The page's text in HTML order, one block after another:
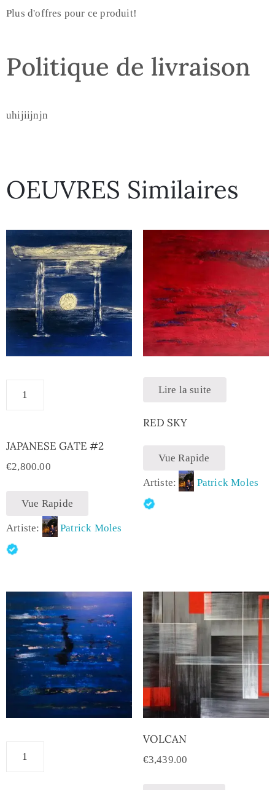
Plus d'offres pour ce produit!
Politique de livraison
uhijiijnjn
OEUVRES Similaires
JAPANESE GATE #2
€2,800.00
Vue Rapide
Artiste: Patrick Moles
Lire la suite
RED SKY
Vue Rapide
Artiste: Patrick Moles
VOLCAN
€3,439.00